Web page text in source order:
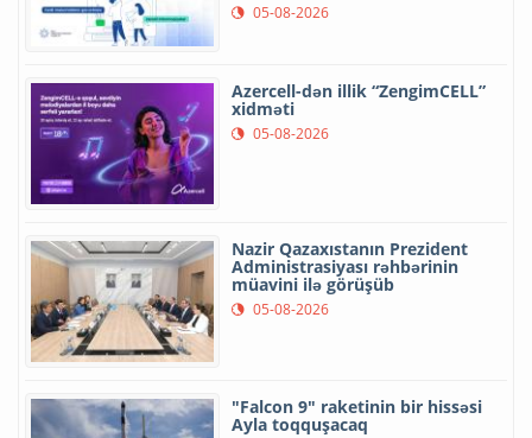
05-08-2026
Azercell-dən illik “ZengimCELL”
xidməti
05-08-2026
Nazir Qazaxıstanın Prezident
Administrasiyası rəhbərinin
müavini ilə görüşüb
05-08-2026
"Falcon 9" raketinin bir hissəsi
Ayla toqquşacaq